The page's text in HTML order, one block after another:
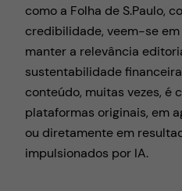
como a Folha de S.Paulo,
credibilidade, veem-se
manter a relevância
sustentabilidade
conteúdo, muitas vezes, é
plataformas originais, em
ou diretamente em
impulsionados por IA.